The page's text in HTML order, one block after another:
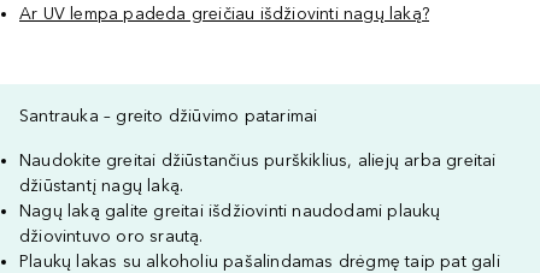
Ar UV lempa padeda greičiau išdžiovinti nagų laką?
Santrauka – greito džiūvimo patarimai
Naudokite greitai džiūstančius purškiklius, aliejų arba greitai
džiūstantį nagų laką.
Nagų laką galite greitai išdžiovinti naudodami plaukų
džiovintuvo oro srautą.
Plaukų lakas su alkoholiu pašalindamas drėgmę taip pat gali